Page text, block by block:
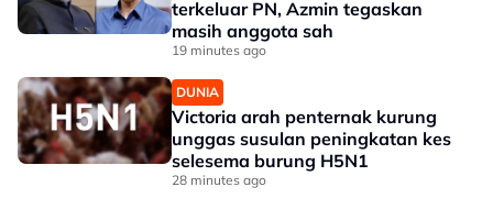
terkeluar PN, Azmin tegaskan
masih anggota sah
19 minutes ago
DUNIA
Victoria arah penternak kurung
unggas susulan peningkatan kes
selesema burung H5N1
28 minutes ago